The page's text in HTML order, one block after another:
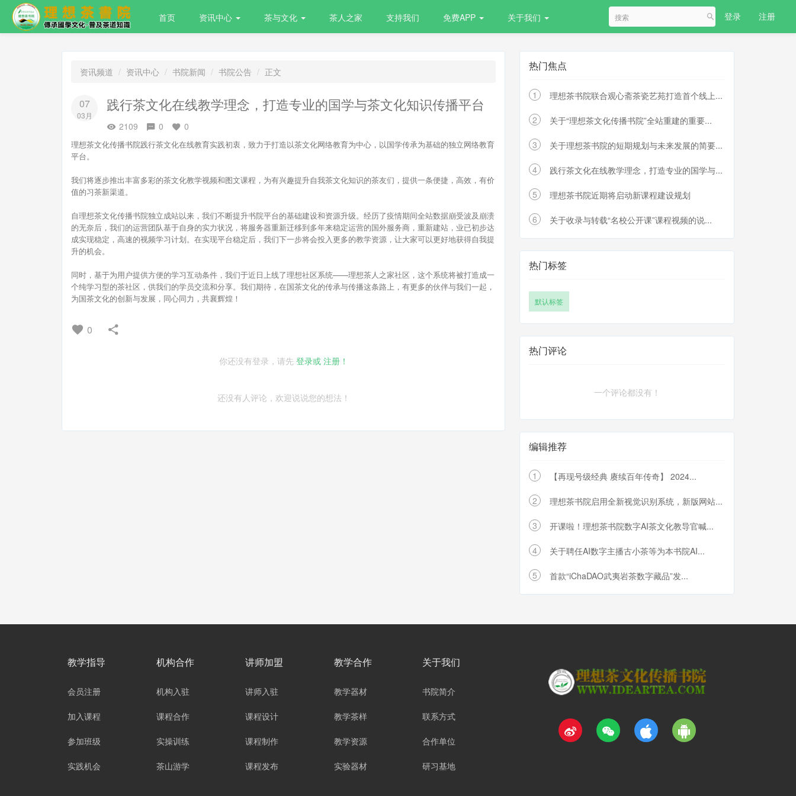
首页 资讯中心 茶与文化 茶人之家 支持我们 免费APP 关于我们 登录 注册
资讯频道 资讯中心 书院新闻 书院公告 正文
07
03月
践行茶文化在线教学理念，打造专业的国学与茶文化知识传播平台
2109 0 0
理想茶文化传播书院践行茶文化在线教育实践初衷，致力于打造以茶文化网络教育为中心，以国学传承为基础的独立网络教育
平台。
我们将逐步推出丰富多彩的茶文化教学视频和图文课程，为有兴趣提升自我茶文化知识的茶友们，提供一条便捷，高效，有价
值的习茶新渠道。
自理想茶文化传播书院独立成站以来，我们不断提升书院平台的基础建设和资源升级。经历了疫情期间全站数据崩受波及崩溃
的无奈后，我们的运营团队基于自身的实力状况，将服务器重新迁移到多年来稳定运营的国外服务商，重新建站，业已初步达
成实现稳定，高速的视频学习计划。在实现平台稳定后，我们下一步将会投入更多的教学资源，让大家可以更好地获得自我提
升的机会。
同时，基于为用户提供方便的学习互动条件，我们于近日上线了理想社区系统——理想茶人之家社区，这个系统将被打造成一
个纯学习型的茶社区，供我们的学员交流和分享。我们期待，在国茶文化的传承与传播这条路上，有更多的伙伴与我们一起，
为国茶文化的创新与发展，同心同力，共襄辉煌！
0
你还没有登录，请先 登录或 注册！
还没有人评论，欢迎说说您的想法！
热门焦点
1 理想茶书院联合观心斋茶瓷艺苑打造首个线上...
2 关于“理想茶文化传播书院”全站重建的重要...
3 关于理想茶书院的短期规划与未来发展的简要...
4 践行茶文化在线教学理念，打造专业的国学与...
5 理想茶书院近期将启动新课程建设规划
6 关于收录与转载“名校公开课”课程视频的说...
热门标签
默认标签
热门评论
一个评论都没有！
编辑推荐
1 【再现号级经典 赓续百年传奇】 2024...
2 理想茶书院启用全新视觉识别系统，新版网站...
3 开课啦！理想茶书院数字AI茶文化教导官喊...
4 关于聘任AI数字主播古小茶等为本书院AI...
5 首款“iChaDAO武夷岩茶数字藏品”发...
教学指导
会员注册
加入课程
参加班级
实践机会
机构合作
机构入驻
课程合作
实操训练
茶山游学
讲师加盟
讲师入驻
课程设计
课程制作
课程发布
教学合作
教学器材
教学茶样
教学资源
实验器材
关于我们
书院简介
联系方式
合作单位
研习基地